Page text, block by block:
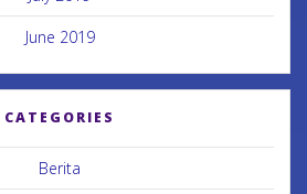
June 2019
CATEGORIES
Berita